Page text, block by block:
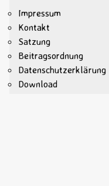
Impressum
Kontakt
Satzung
Beitragsordnung
Datenschutzerklärung
Download